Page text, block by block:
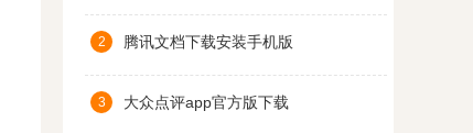
2 腾讯文档下载安装手机版
3 大众点评app官方版下载